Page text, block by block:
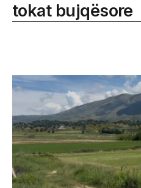
tokat bujqësore